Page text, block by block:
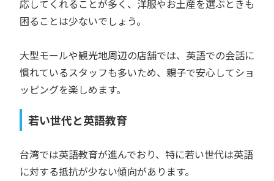
応してくれることが多く、洋服やお土産を選ぶときも
困ることは少ないでしょう。
大型モールや観光地周辺の店舗では、英語での会話に
慣れているスタッフも多いため、親子で安心してショ
ッピングを楽しめます。
若い世代と英語教育
台湾では英語教育が進んでおり、特に若い世代は英語
に対する抵抗が少ない傾向があります。